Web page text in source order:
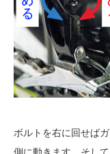
ボルトを右に回せば